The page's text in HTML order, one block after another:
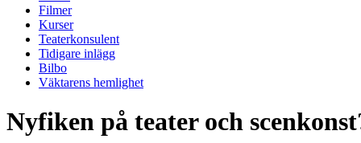
Filmer
Kurser
Teaterkonsulent
Tidigare inlägg
Bilbo
Väktarens hemlighet
Nyfiken på teater och